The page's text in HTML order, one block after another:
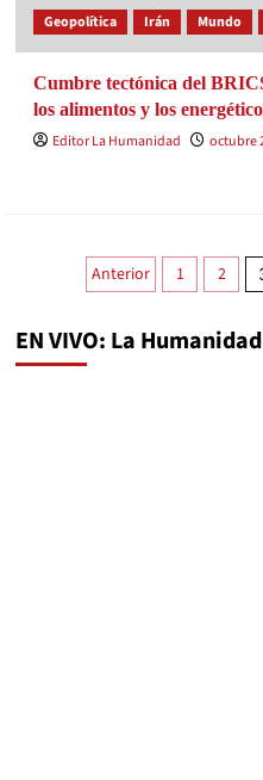
Geopolítica Irán Mundo
Cumbre tectónica del
los alimentos y los
Editor La Humanidad
octubre
Anterior 1 2
EN VIVO: La